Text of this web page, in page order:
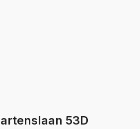
53D